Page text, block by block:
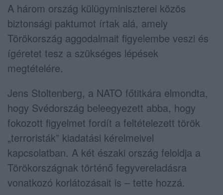
A három ország külügyminiszterei közös
biztonsági paktumot írtak alá, amely
Törökország aggodalmait figyelembe veszi és
ígéretet tesz a szükséges lépések
megtételére.
Jens Stoltenberg, a NATO főtitkára elmondta,
hogy Svédország beleegyezett abba, hogy
fokozott figyelmet fordít a feltételezett török
„terroristák” kiadatási kérelmeivel
kapcsolatban. A két északi ország feloldja a
Törökországnak történő fegyvereladásra
vonatkozó korlátozásait is – tette hozzá.